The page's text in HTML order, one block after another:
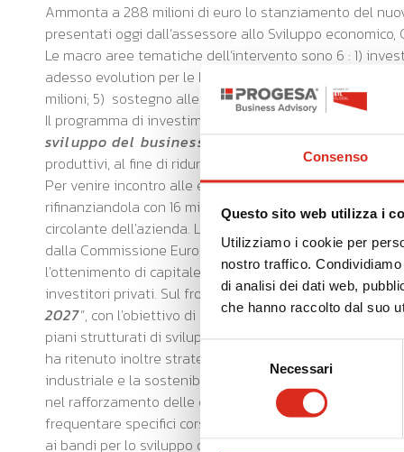
Consenso
Questo sito web utilizza i
Utilizziamo i cookie per
nostro traffico.
di analisi dei dati web,
che hanno raccolto dal suo
Necessari
Ammonta a 288 milioni di euro lo stanziamento del
presentati oggi dall’assessore allo Sviluppo economico,
Le macro aree tematiche dell’intervento sono 6 : 1)
adesso evolution per le PMI di 16 milioni; 3) sostegno
milioni; 5) sostegno alle competenze delle PMI, con 5
Il programma di investimenti si articola ulteriormente
sviluppo del business, potenziare la
produttivi, al fine di ridurre l'impatto ambientale e
Per venire incontro alle esigenze di liquidità delle
rifinanziandola con 16 milioni di euro per ridurre gli
circolante dell'azienda. La terza misura del pacchetto
dalla Commissione Europea per facilitare l'accesso a
l'ottenimento di capitale di rischio (equity) attraverso
investitori privati. Sul fronte dell'internazionalizzazione
2027”, con l'obiettivo di sostenere lo sviluppo
piani strutturati di sviluppo internazionale per avviare
ha ritenuto inoltre strategico intervenire sulla
industriale e la sostenibilità delle imprese lombarde.
nel rafforzamento delle competenze strategiche
frequentare specifici corsi di formazione. Infine,
ai bandi per lo sviluppo dei